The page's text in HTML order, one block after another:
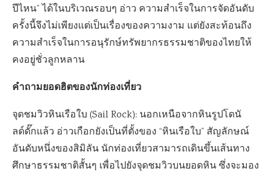
ปีไหน” ได้ในบริเวณรอบๆ อ่าว ความสำเร็จในการจัดอันดับ
ครั้งนี้จึงไม่เพียงแต่เป็นเรื่องของความงาม แต่ยังสะท้อนถึง
ความสำเร็จในการอนุรักษ์ทรัพยากรธรรมชาติของไทยให้
คงอยู่ชั่วลูกหลาน
คำถามยอดฮิตของนักท่องเที่ยว
จุดชมวิวหินเรือใบ (Sail Rock): นอกเหนือจากหินรูปโดนั
ลด์ดั๊กแล้ว อ่าวเกือกยังเป็นที่ตั้งของ “หินเรือใบ” สัญลักษณ์
อันดับหนึ่งของสิมิลัน นักท่องเที่ยวสามารถเดินขึ้นเส้นทาง
ศึกษาธรรมชาติสั้นๆ เพื่อไปยังจุดชมวิวบนยอดหิน ซึ่งจะมอง